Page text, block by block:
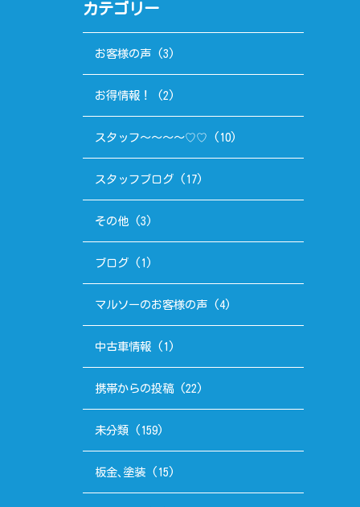
カテゴリー
お客様の声(3)
お得情報！ (2)
スタッフ～～～～♡♡ (10)
スタッフブログ(17)
その他(3)
ブログ(1)
マルソーのお客様の声(4)
中古車情報(1)
携帯からの投稿(22)
未分類 (159)
板金､塗装(15)